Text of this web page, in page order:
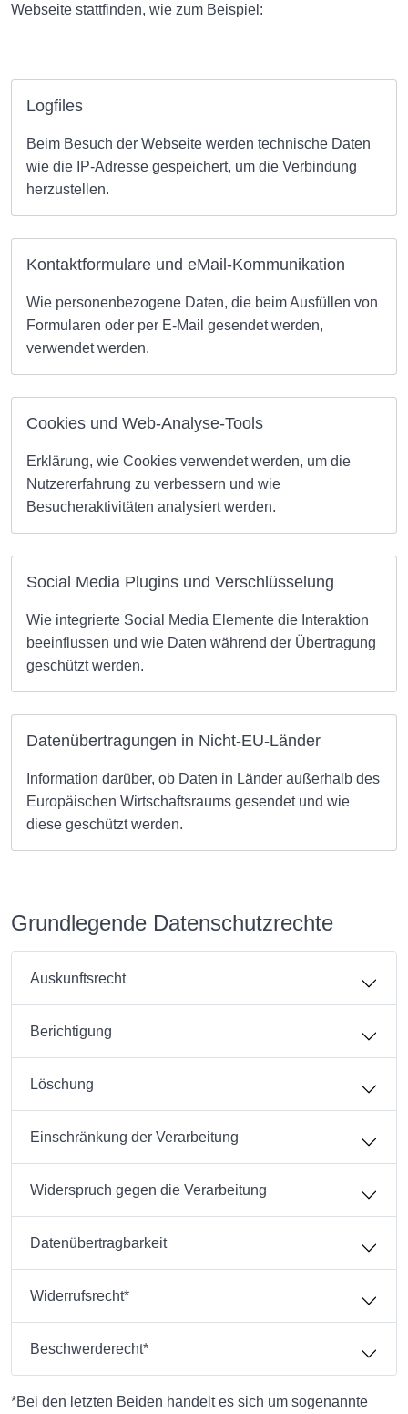
Webseite stattfinden, wie zum Beispiel:
Logfiles
Beim Besuch der Webseite werden technische Daten
wie die IP-Adresse gespeichert, um die Verbindung
herzustellen.
Kontaktformulare und eMail-Kommunikation
Wie personenbezogene Daten, die beim Ausfüllen von
Formularen oder per E-Mail gesendet werden,
verwendet werden.
Cookies und Web-Analyse-Tools
Erklärung, wie Cookies verwendet werden, um die
Nutzererfahrung zu verbessern und wie
Besucheraktivitäten analysiert werden.
Social Media Plugins und Verschlüsselung
Wie integrierte Social Media Elemente die Interaktion
beeinflussen und wie Daten während der Übertragung
geschützt werden.
Datenübertragungen in Nicht-EU-Länder
Information darüber, ob Daten in Länder außerhalb des
Europäischen Wirtschaftsraums gesendet und wie
diese geschützt werden.
Grundlegende Datenschutzrechte
Auskunftsrecht
Berichtigung
Löschung
Einschränkung der Verarbeitung
Widerspruch gegen die Verarbeitung
Datenübertragbarkeit
Widerrufsrecht*
Beschwerderecht*
*Bei den letzten Beiden handelt es sich um sogenannte